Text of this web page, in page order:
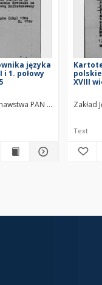
języka
i 1. połowy
PAN w Warszawie
XVIII
Zakład
Text